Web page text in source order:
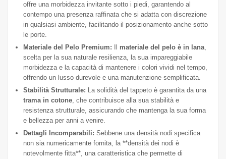
offre una morbidezza invitante sotto i piedi, garantendo al
contempo una presenza raffinata che si adatta con discrezione
in qualsiasi ambiente, facilitando il posizionamento anche sotto
le porte.
Materiale del Pelo Premium:
materiale del pelo è in lana,
scelta per la sua naturale resilienza, la sua impareggiabile
morbidezza e la capacità di mantenere i colori vividi nel tempo,
offrendo un lusso durevole e una manutenzione semplificata.
Stabilità Strutturale: La solidità del tappeto è garantita da una
trama in cotone, che contribuisce alla sua stabilità e
resistenza strutturale, assicurando che mantenga la sua forma
e bellezza per anni a venire.
Dettagli Incomparabili: Sebbene una densità nodi specifica
non sia numericamente fornita, la **densità dei nodi è
notevolmente fitta**, una caratteristica che permette di